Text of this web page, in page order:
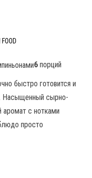
6 порций
быстро готовится и
Насыщенный сырно-
аромат с нотками
просто